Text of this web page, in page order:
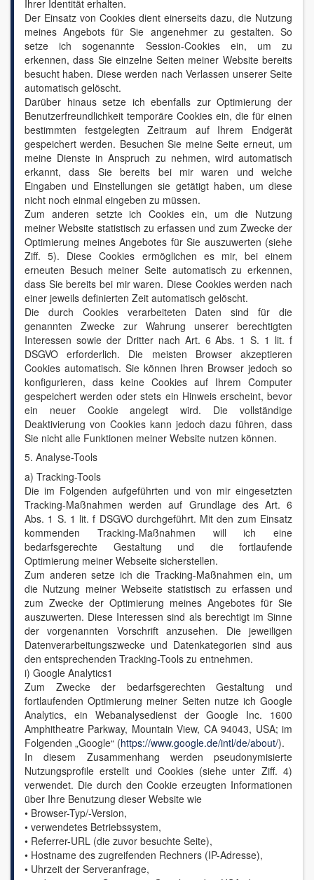
Ihrer Identität erhalten.
Der Einsatz von Cookies dient einerseits dazu, die Nutzung
meines Angebots für Sie angenehmer zu gestalten. So
setze ich sogenannte Session-Cookies ein, um zu
erkennen, dass Sie einzelne Seiten meiner Website bereits
besucht haben. Diese werden nach Verlassen unserer Seite
automatisch gelöscht.
Darüber hinaus setze ich ebenfalls zur Optimierung der
Benutzerfreundlichkeit temporäre Cookies ein, die für einen
bestimmten festgelegten Zeitraum auf Ihrem Endgerät
gespeichert werden. Besuchen Sie meine Seite erneut, um
meine Dienste in Anspruch zu nehmen, wird automatisch
erkannt, dass Sie bereits bei mir waren und welche
Eingaben und Einstellungen sie getätigt haben, um diese
nicht noch einmal eingeben zu müssen.
Zum anderen setzte ich Cookies ein, um die Nutzung
meiner Website statistisch zu erfassen und zum Zwecke der
Optimierung meines Angebotes für Sie auszuwerten (siehe
Ziff. 5). Diese Cookies ermöglichen es mir, bei einem
erneuten Besuch meiner Seite automatisch zu erkennen,
dass Sie bereits bei mir waren. Diese Cookies werden nach
einer jeweils definierten Zeit automatisch gelöscht.
Die durch Cookies verarbeiteten Daten sind für die
genannten Zwecke zur Wahrung unserer berechtigten
Interessen sowie der Dritter nach Art. 6 Abs. 1 S. 1 lit. f
DSGVO erforderlich. Die meisten Browser akzeptieren
Cookies automatisch. Sie können Ihren Browser jedoch so
konfigurieren, dass keine Cookies auf Ihrem Computer
gespeichert werden oder stets ein Hinweis erscheint, bevor
ein neuer Cookie angelegt wird. Die vollständige
Deaktivierung von Cookies kann jedoch dazu führen, dass
Sie nicht alle Funktionen meiner Website nutzen können.
5. Analyse-Tools
a) Tracking-Tools
Die im Folgenden aufgeführten und von mir eingesetzten
Tracking-Maßnahmen werden auf Grundlage des Art. 6
Abs. 1 S. 1 lit. f DSGVO durchgeführt. Mit den zum Einsatz
kommenden Tracking-Maßnahmen will ich eine
bedarfsgerechte Gestaltung und die fortlaufende
Optimierung meiner Webseite sicherstellen.
Zum anderen setze ich die Tracking-Maßnahmen ein, um
die Nutzung meiner Webseite statistisch zu erfassen und
zum Zwecke der Optimierung meines Angebotes für Sie
auszuwerten. Diese Interessen sind als berechtigt im Sinne
der vorgenannten Vorschrift anzusehen. Die jeweiligen
Datenverarbeitungszwecke und Datenkategorien sind aus
den entsprechenden Tracking-Tools zu entnehmen.
i) Google Analytics1
Zum Zwecke der bedarfsgerechten Gestaltung und
fortlaufenden Optimierung meiner Seiten nutze ich Google
Analytics, ein Webanalysedienst der Google Inc. 1600
Amphitheatre Parkway, Mountain View, CA 94043, USA; im
Folgenden „Google“ (https://www.google.de/intl/de/about/).
In diesem Zusammenhang werden pseudonymisierte
Nutzungsprofile erstellt und Cookies (siehe unter Ziff. 4)
verwendet. Die durch den Cookie erzeugten Informationen
über Ihre Benutzung dieser Website wie
• Browser-Typ/-Version,
• verwendetes Betriebssystem,
• Referrer-URL (die zuvor besuchte Seite),
• Hostname des zugreifenden Rechners (IP-Adresse),
• Uhrzeit der Serveranfrage,